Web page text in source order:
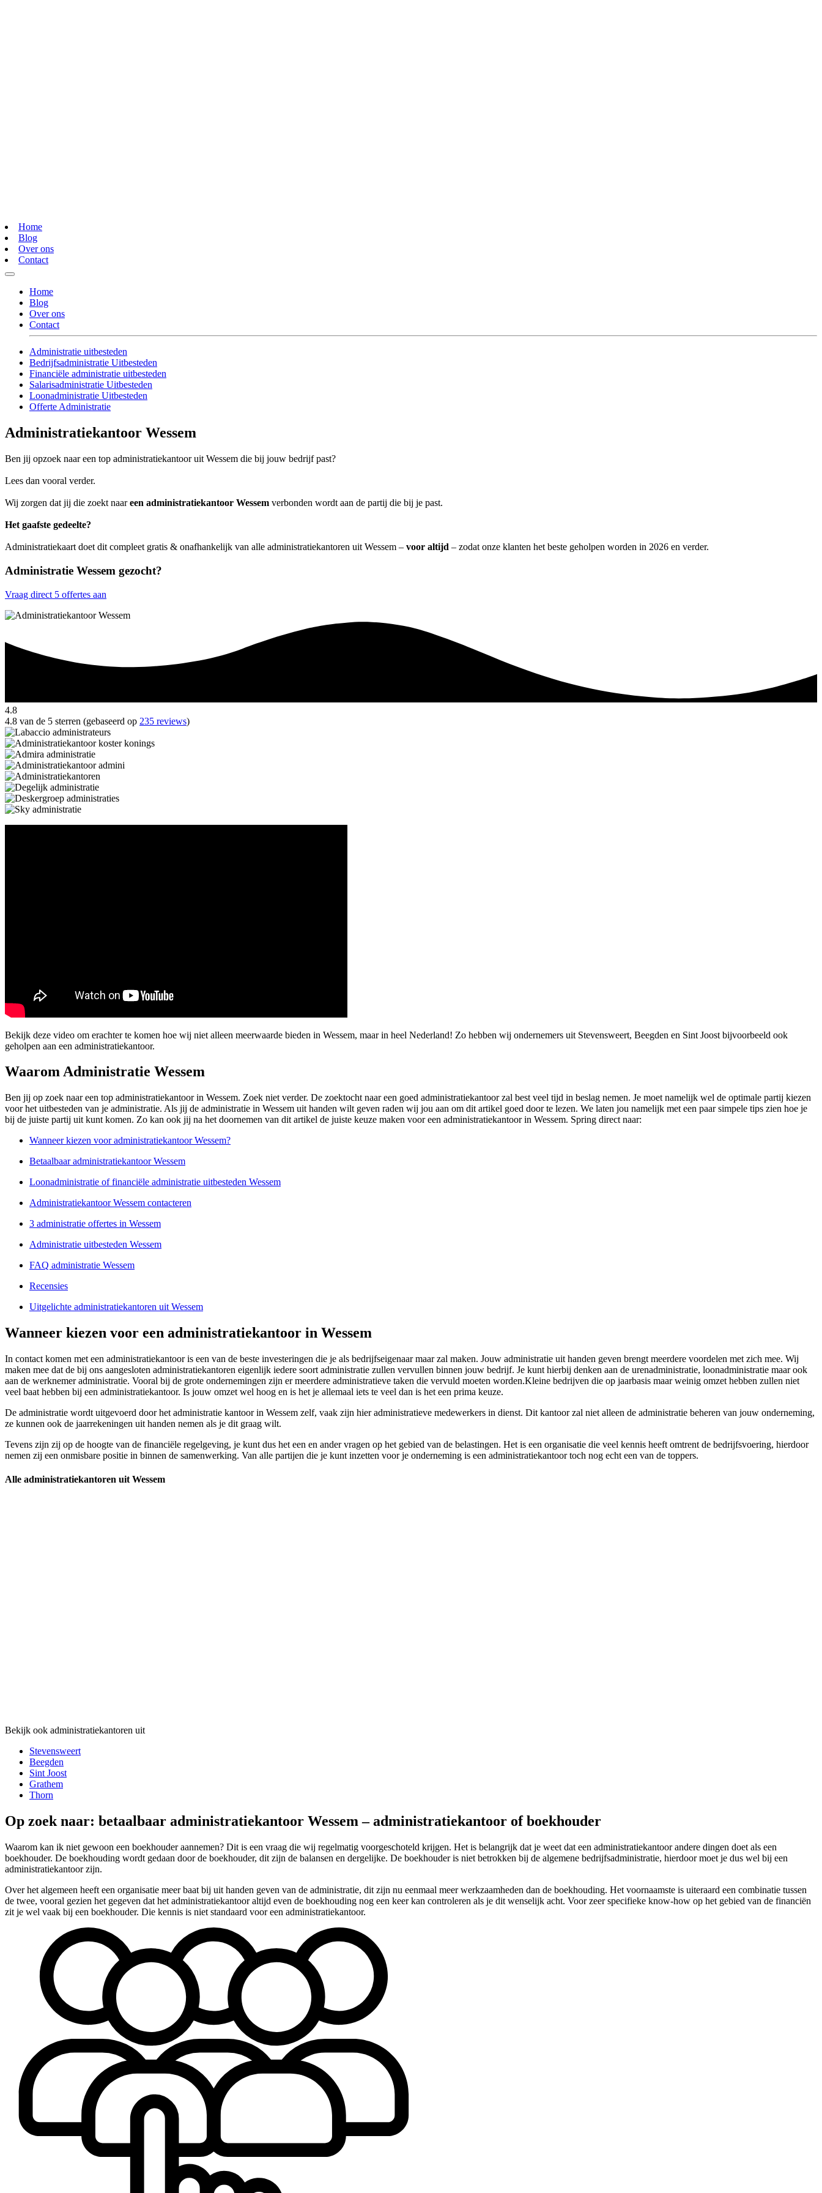
Home
Blog
Over ons
Contact
Home
Blog
Over ons
Contact
Administratie uitbesteden
Bedrijfsadministratie Uitbesteden
Financiële administratie uitbesteden
Salarisadministratie Uitbesteden
Loonadministratie Uitbesteden
Offerte Administratie
Administratiekantoor Wessem
Ben jij opzoek naar een top administratiekantoor uit Wessem die bij jouw bedrijf past?
Lees dan vooral verder.
Wij zorgen dat jij die zoekt naareen administratiekantoor Wessem verbonden wordt aan de partij die bij je past.
Het gaafste gedeelte?
Administratiekaart doet dit compleet gratis & onafhankelijk van alle administratiekantoren uit Wessem – voor altijd – zodat onze klanten het beste geholpen worden in 2026 en verder.
Administratie Wessem gezocht?
Vraag direct 5 offertes aan
4.8
4.8 van de 5 sterren (gebaseerd op 235 reviews)
Bekijk deze video om erachter te komen hoe wij niet alleen meerwaarde bieden in Wessem, maar in heel Nederland! Zo hebben wij ondernemers uit Stevensweert, Beegden en Sint Joost bijvoorbeeld ook
geholpen aan een administratiekantoor.
Waarom Administratie Wessem
Ben jij op zoek naar een top administratiekantoor in Wessem. Zoek niet verder. De zoektocht naar een goed administratiekantoor zal best veel tijd in beslag nemen. Je moet namelijk wel de optimale partij kiezen
voor het uitbesteden van je administratie. Als jij de administratie in Wessem uit handen wilt geven raden wij jou aan om dit artikel goed door te lezen. We laten jou namelijk met een paar simpele tips zien hoe je
bij de juiste partij uit kunt komen. Zo kan ook jij na het doornemen van dit artikel de juiste keuze maken voor een administratiekantoor in Wessem. Spring direct naar:
Wanneer kiezen voor administratiekantoor Wessem?
Betaalbaar administratiekantoor Wessem
Loonadministratie of financiële administratie uitbesteden Wessem
Administratiekantoor Wessem contacteren
3 administratie offertes in Wessem
Administratie uitbesteden Wessem
FAQ administratie Wessem
Recensies
Uitgelichte administratiekantoren uit Wessem
Wanneer kiezen voor een administratiekantoor in Wessem
In contact komen met een administratiekantoor is een van de beste investeringen die je als bedrijfseigenaar maar zal maken. Jouw administratie uit handen geven brengt meerdere voordelen met zich mee. Wij
maken mee dat de bij ons aangesloten administratiekantoren eigenlijk iedere soort administratie zullen vervullen binnen jouw bedrijf. Je kunt hierbij denken aan de urenadministratie, loonadministratie maar ook
aan de werknemer administratie. Vooral bij de grote ondernemingen zijn er meerdere administratieve taken die vervuld moeten worden.Kleine bedrijven die op jaarbasis maar weinig omzet hebben zullen niet
veel baat hebben bij een administratiekantoor. Is jouw omzet wel hoog en is het je allemaal iets te veel dan is het een prima keuze.
De administratie wordt uitgevoerd door het administratie kantoor in Wessem zelf, vaak zijn hier administratieve medewerkers in dienst. Dit kantoor zal niet alleen de administratie beheren van jouw onderneming,
ze kunnen ook de jaarrekeningen uit handen nemen als je dit graag wilt.
Tevens zijn zij op de hoogte van de financiële regelgeving, je kunt dus het een en ander vragen op het gebied van de belastingen. Het is een organisatie die veel kennis heeft omtrent de bedrijfsvoering, hierdoor
nemen zij een onmisbare positie in binnen de samenwerking. Van alle partijen die je kunt inzetten voor je onderneming is een administratiekantoor toch nog echt een van de toppers.
Alle administratiekantoren uit Wessem
Bekijk ook administratiekantoren uit
Stevensweert
Beegden
Sint Joost
Grathem
Thorn
Op zoek naar: betaalbaar administratiekantoor Wessem – administratiekantoor of boekhouder
Waarom kan ik niet gewoon een boekhouder aannemen? Dit is een vraag die wij regelmatig voorgeschoteld krijgen. Het is belangrijk dat je weet dat een administratiekantoor andere dingen doet als een
boekhouder. De boekhouding wordt gedaan door de boekhouder, dit zijn de balansen en dergelijke. De boekhouder is niet betrokken bij de algemene bedrijfsadministratie, hierdoor moet je dus wel bij een
administratiekantoor zijn.
Over het algemeen heeft een organisatie meer baat bij uit handen geven van de administratie, dit zijn nu eenmaal meer werkzaamheden dan de boekhouding. Het voornaamste is uiteraard een combinatie tussen
de twee, vooral gezien het gegeven dat het administratiekantoor altijd even de boekhouding nog een keer kan controleren als je dit wenselijk acht. Voor zeer specifieke know-how op het gebied van de financiën
zit je wel vaak bij een boekhouder. Die kennis is niet standaard voor een administratiekantoor.